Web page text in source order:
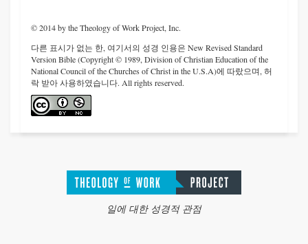
© 2014 by the Theology of Work Project, Inc.
다른 표시가 없는 한, 여기서의 성경 인용은 New Revised Standard
Version Bible (Copyright © 1989, Division of Christian Education of the
National Council of the Churches of Christ in the U.S.A)에 따랐으며, 허
락 받아 사용하였습니다. All rights reserved.
일에 대한 성경적 관점